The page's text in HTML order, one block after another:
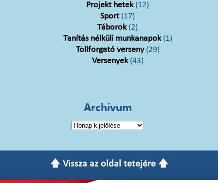
Projekt hetek(12)
Sport(17)
Táborok(2)
Tanítás nélküli munkanapok(1)
Tollforgató verseny(29)
Versenyek(43)
Archívum
Archívum
🡅 Vissza az oldal tetejére 🡅